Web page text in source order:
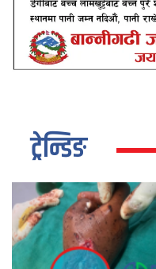
ट्रेन्डिङ